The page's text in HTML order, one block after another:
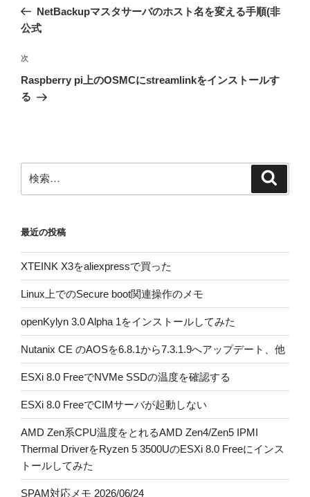
ナ
ゲ
ー
シ
の
投
NetBackupマスタサーバのホスト名を変える手順(非
公式
次
の
投
次
Raspberry pi上のOSMCにstreamlinkをインストールす
る
索:
最近の投稿
XTEINK X3をaliexpressで買った
Linux上でのSecure boot関連操作のメモ
openKylyn 3.0 Alpha 1をインストールしてみた
Nutanix CE のAOSを6.8.1から7.3.1.9へアップデート、他
ESXi 8.0 FreeでNVMe SSDの温度を確認する
ESXi 8.0 FreeでCIMサーバが起動しない
AMD Zen系CPU温度をとれるAMD Zen4/Zen5 IPMI
Thermal DriverをRyzen 5 3500UのESXi 8.0 Freeにインス
トールしてみた
SPAM対応メモ 2026/06/24